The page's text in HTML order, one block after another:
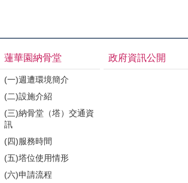
蓮華園納骨堂
(一)週遭環境簡介
(二)設施介紹
(三)納骨堂（塔）交通資
訊
(四)服務時間
(五)塔位使用情形
(六)申請流程
政府資訊公開